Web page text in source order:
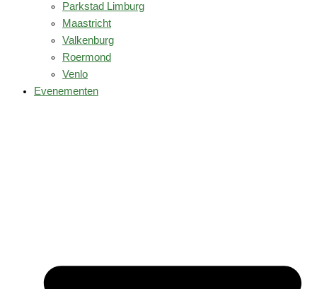
Parkstad Limburg
Maastricht
Valkenburg
Roermond
Venlo
Evenementen